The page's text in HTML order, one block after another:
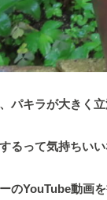
パキラが大きく立
るって気持ちいい
のYouTube動画